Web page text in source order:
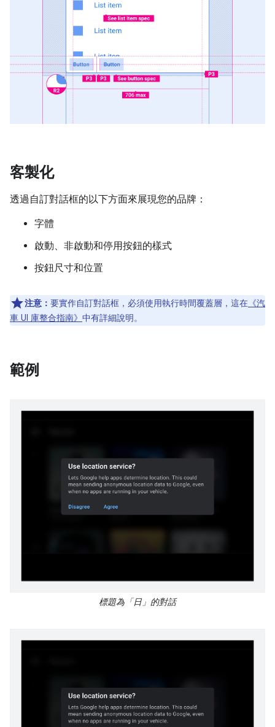
客製化
透過自訂對話框的以下方面來展現您的品牌：
字體
啟動、非啟動和停用按鈕的樣式
按鈕尺寸和位置
注意： 要實作自訂對話框，必須使用執行時間覆蓋層，這在 《汽
車 UI 庫整合指南》 中有詳細說明。
範例
標題為「日」的對話